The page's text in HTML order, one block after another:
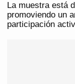
La muestra está
promoviendo un
participación